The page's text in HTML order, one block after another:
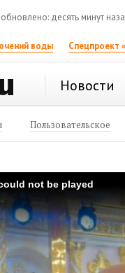
обновлено: десять минут
воды Спецпроект
Новости
Пользовательское
not be played